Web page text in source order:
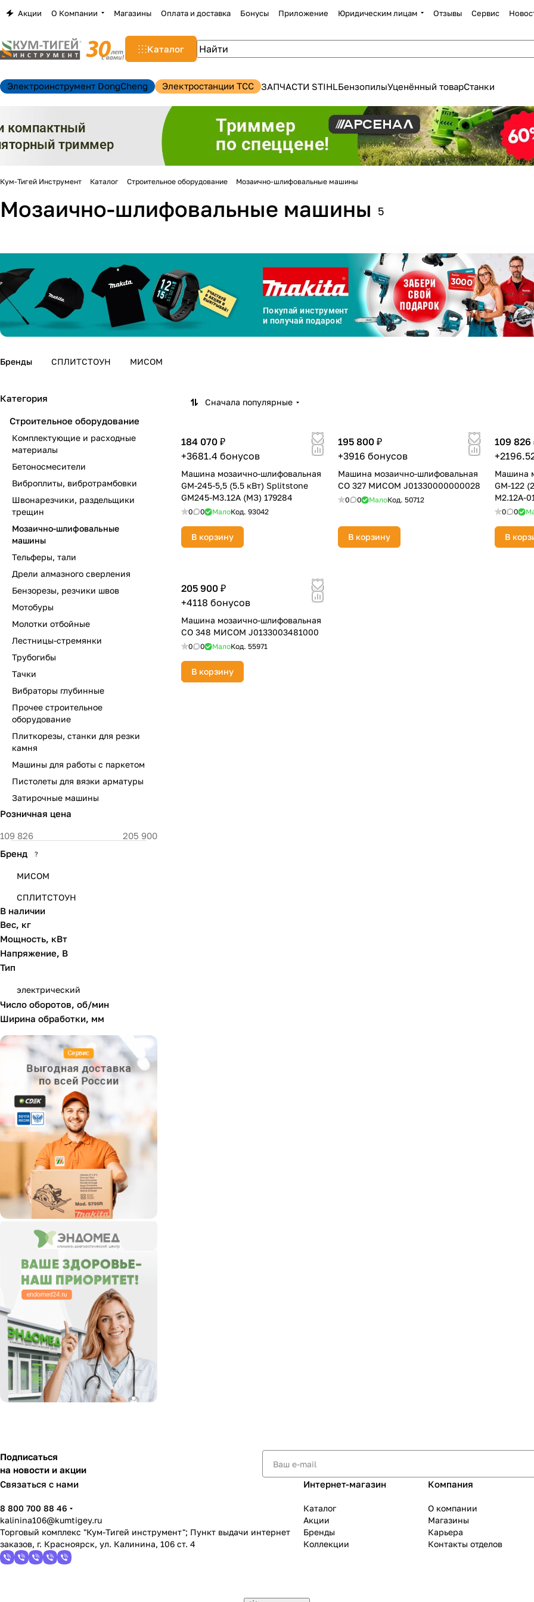
Акции О Компании Магазины Оплата и доставка Бонусы Приложение Юридическим лицам Отзывы Сервис
Каталог
Электроинструмент DongCheng Электростанции TCC ЗАПЧАСТИ STIHLБензопилыУценённый товарСтанки
Кум-Тигей Инструмент Каталог Строительное оборудование Мозаично-шлифовальные машины
Мозаично-шлифовальные машины 5
Бренды СПЛИТСТОУН МИСОМ
Сначала популярные
184 070 ₽
+3681.4 бонусов
Машина мозаично-шлифовальная
GM-245-5,5 (5.5 кВт) Splitstone
GM245-M3.12A (МЗ) 179284
0 0 МалоКод. 93042
В корзину
195 800 ₽
+3916 бонусов
Машина мозаично-шлифовальная
СО 327 МИСОМ J01330000000028
0 0 МалоКод. 50712
В корзину
109 826
Машина
GM-122
M2.12А-
0 0
В
205 900 ₽
+4118 бонусов
Машина мозаично-шлифовальная
СО 348 МИСОМ J0133003481000
0 0 МалоКод. 55971
В корзину
Категория
Строительное оборудование
Комплектующие и расходные
материалы
Бетоносмесители
Виброплиты, вибротрамбовки
Швонарезчики, раздельщики
трещин
Мозаично-шлифовальные
машины
Тельферы, тали
Дрели алмазного сверления
Бензорезы, резчики швов
Мотобуры
Молотки отбойные
Лестницы-стремянки
Трубогибы
Тачки
Вибраторы глубинные
Прочее строительное
оборудование
Плиткорезы, станки для резки
камня
Машины для работы с паркетом
Пистолеты для вязки арматуры
Затирочные машины
Розничная цена
Бренд ?
МИСОМ
СПЛИТСТОУН
В наличии
Вес, кг
Мощность, кВт
Напряжение, В
Тип
электрический
Число оборотов, об/мин
Ширина обработки, мм
Подписаться
на новости и акции
Связаться с нами
8 800 700 88 46
kalinina106@kumtigey.ru
Торговый комплекс "Кум-Тигей инструмент"; Пункт выдачи интернет
заказов, г. Красноярск, ул. Калинина, 106 ст. 4
Интернет-магазин
Каталог
Акции
Бренды
Коллекции
Компания
О компании
Магазины
Карьера
Контакты отделов
Для клиентов всех банков
Разбейтеоплату
График платежей
Сегодня
25%
Добавляйте товары
Оплачивайте сегодня только
% картой любого банка
Подробнее